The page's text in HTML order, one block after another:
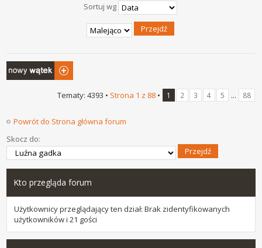
Sortuj wg
Napisz wątek
Tematy: 4393 • Strona 1 z 88• 1 2 3 4 5 ... 88
Powrót do Strona główna forum
Skocz do:
Kto przegląda forum
Użytkownicy przeglądający ten dział: Brak zidentyfikowanych
użytkowników i 21 gości